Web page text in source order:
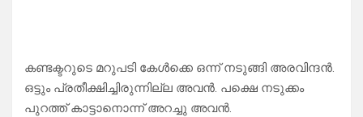
കണ്ടക്ടറുടെ മറുപടി കേൾക്കെ ഒന്ന് നടുങ്ങി അരവിന്ദൻ.
ഒട്ടും പ്രതീക്ഷിച്ചിരുന്നില്ല അവൻ. പക്ഷെ നടുക്കം
പുറത്ത് കാട്ടാനൊന്ന് അറച്ചു അവൻ.